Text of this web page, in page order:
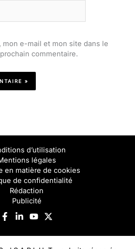
mon e-mail et mon site dans le
commentaire.
d’utilisation
légales
en matière de cookies
de confidentialité
Rédaction
Publicité